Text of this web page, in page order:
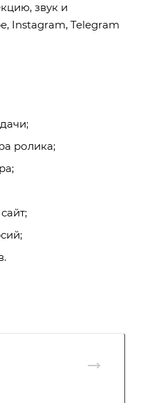
звук и
Instagram, Telegram
ролика;